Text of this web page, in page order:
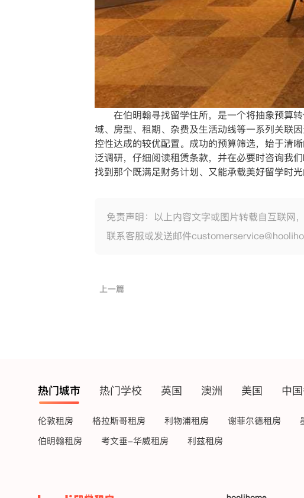
在伯明翰寻找留学住所，是一个将抽象预算转
域、房型、租期、杂费及生活动线等一系列关联
控性达成的较优配置。成功的预算筛选，始于清
泛调研，仔细阅读租赁条款，并在必要时咨询我
找到那个既满足财务计划、又能承载美好留学时光
免责声明：以上内容文字或图片转载自互联网
联系客服或发送邮件
上一篇
热门城市 热门学校 英国 澳洲 美国 中
伦敦租房 格拉斯哥租房 利物浦租房 谢菲尔德租房
伯明翰租房
考文垂-华威租房 利兹租房